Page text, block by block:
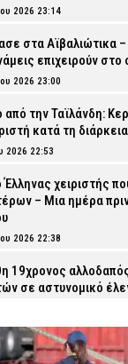
2026 23:14
στα Αϊβαλιώτικα –
επιχειρούν στο
2026 23:00
από την Ταϊλάνδη:
κατά τη
2026 22:53
Έλληνας χειριστής
– Μια ημέρα
2026 22:38
19χρονος
σε αστυνομικό
αναστολή
βλαβών στο δίκτυο